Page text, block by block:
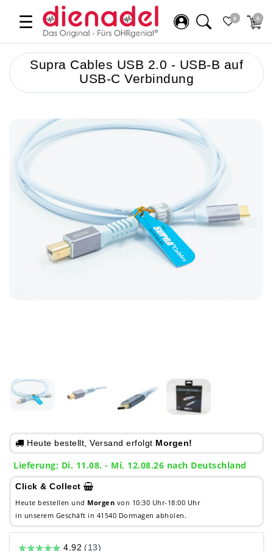
☰ 0 0
Supra Cables USB 2.0 - USB-B auf
USB-C Verbindung
Heute bestellt, Versand erfolgt Morgen!
Lieferung: Di. 11.08. - Mi. 12.08.26 nach Deutschland
Click & Collect
Heute bestellen und Morgen von 10:30 Uhr-18:00 Uhr
in unserem Geschäft in 41540 Dormagen abholen.